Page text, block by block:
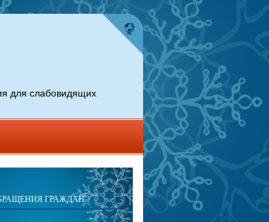
ГРАЖДАН
для слабовидящих